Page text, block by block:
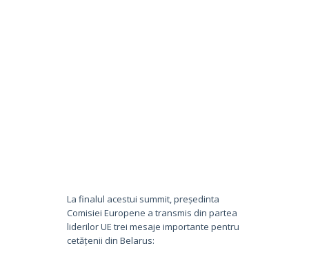
La finalul acestui summit, președinta
Comisiei Europene a transmis din partea
liderilor UE trei mesaje importante pentru
cetățenii din Belarus: